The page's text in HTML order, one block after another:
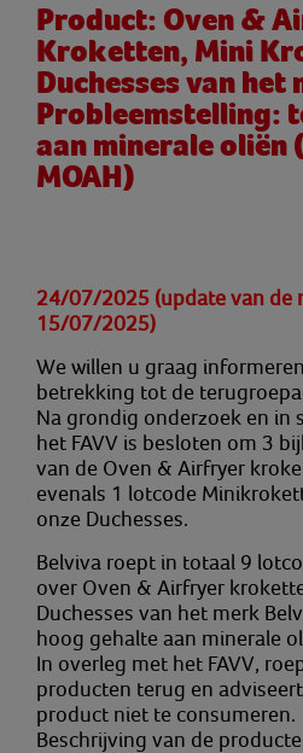
Product: Oven &
Kroketten, Mini
Duchesses van
Probleemstelling:
aan minerale oliën
MOAH)
24/07/2025 (update van de
15/07/2025)
We willen u graag
betrekking tot de
Na grondig onderzoek en in
het FAVV is besloten om 3
van de Oven & Airfryer
evenals 1 lotcode
onze Duchesses.
Belviva roept in totaal 9
over Oven & Airfryer
Duchesses van het merk
hoog gehalte aan minerale
In overleg met het FAVV,
producten terug en
product niet te consumeren.
Beschrijving van de